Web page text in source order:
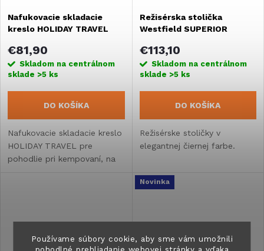
Používame súbory cookie, aby sme vám umožnili
pohodlné prehliadanie webovej stránky a vďaka
Nafukovacie skladacie
kreslo HOLIDAY TRAVEL
€81,90
Skladom na centrálnom
sklade >5 ks
DO KOŠÍKA
Nafukovacie skladacie kreslo
HOLIDAY TRAVEL pre
pohodlie pri kempovaní, na
Režisérska stolička
Westfield SUPERIOR
€113,10
Skladom na centrálnom
sklade >5 ks
DO KOŠÍKA
Režisérske stoličky v
elegantnej čiernej farbe.
Novinka